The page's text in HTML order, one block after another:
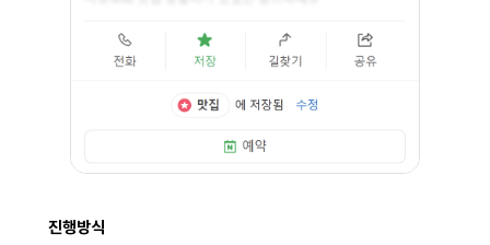
진행방식